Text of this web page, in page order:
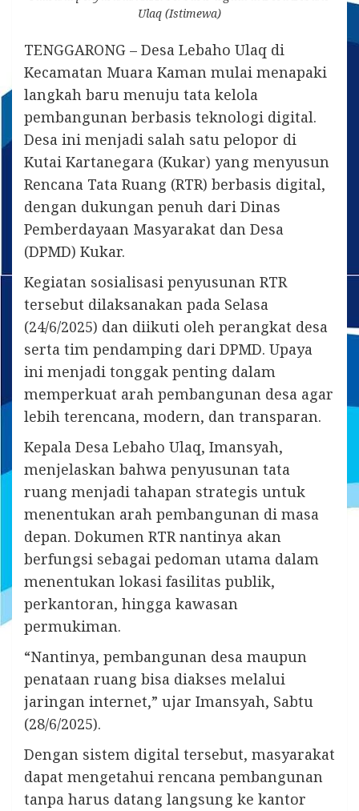
Ulaq (Istimewa)
TENGGARONG – Desa Lebaho Ulaq di
Kecamatan Muara Kaman mulai menapaki
langkah baru menuju tata kelola
pembangunan berbasis teknologi digital.
Desa ini menjadi salah satu pelopor di
Kutai Kartanegara (Kukar) yang menyusun
Rencana Tata Ruang (RTR) berbasis digital,
dengan dukungan penuh dari Dinas
Pemberdayaan Masyarakat dan Desa
(DPMD) Kukar.
Kegiatan sosialisasi penyusunan RTR
tersebut dilaksanakan pada Selasa
(24/6/2025) dan diikuti oleh perangkat desa
serta tim pendamping dari DPMD. Upaya
ini menjadi tonggak penting dalam
memperkuat arah pembangunan desa agar
lebih terencana, modern, dan transparan.
Kepala Desa Lebaho Ulaq, Imansyah,
menjelaskan bahwa penyusunan tata
ruang menjadi tahapan strategis untuk
menentukan arah pembangunan di masa
depan. Dokumen RTR nantinya akan
berfungsi sebagai pedoman utama dalam
menentukan lokasi fasilitas publik,
perkantoran, hingga kawasan
permukiman.
“Nantinya, pembangunan desa maupun
penataan ruang bisa diakses melalui
jaringan internet,” ujar Imansyah, Sabtu
(28/6/2025).
Dengan sistem digital tersebut, masyarakat
dapat mengetahui rencana pembangunan
tanpa harus datang langsung ke kantor